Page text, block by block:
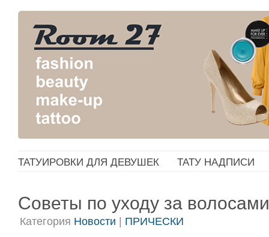
ТАТУИРОВКИ ДЛЯ ДЕВУШЕК ТАТУ НАДПИСИ
Советы по уходу за волосами
Категория Новости ПРИЧЕСКИ